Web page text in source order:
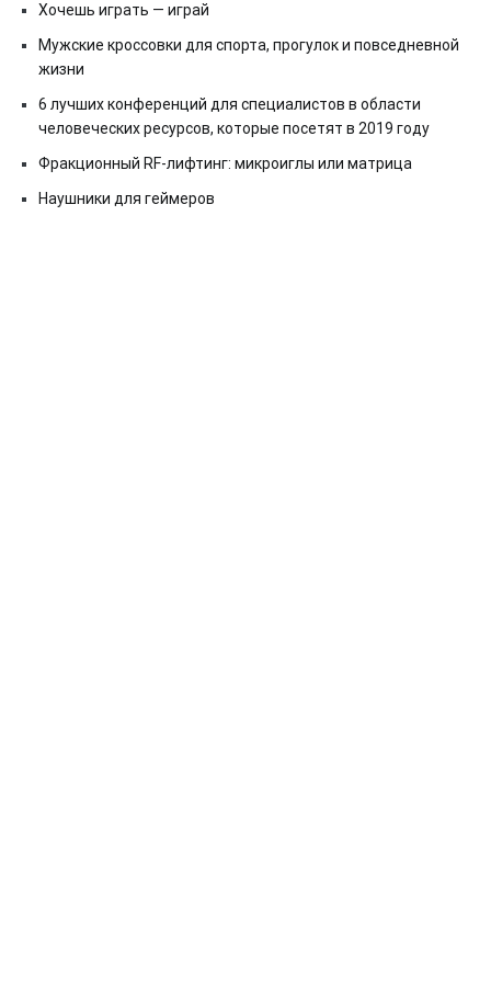
Хочешь играть — играй
Мужские кроссовки для спорта, прогулок и повседневной
жизни
6 лучших конференций для специалистов в области
человеческих ресурсов, которые посетят в 2019 году
Фракционный RF-лифтинг: микроиглы или матрица
Наушники для геймеров